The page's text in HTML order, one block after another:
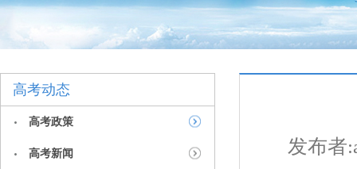
高考动态
高考政策
高考新闻 发布者